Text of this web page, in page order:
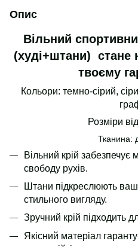
Опис
Вільний
(худі+штани) стане
твоєму
Кольори: темно-сірий,
Розміри
Тканина:
Вільний крій
свободу рухів.
Штани підкреслюють
стильного вигляду.
Зручний крій підходить
Якісний матеріал